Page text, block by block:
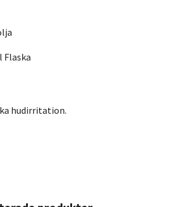
Flaska
hudirritation.